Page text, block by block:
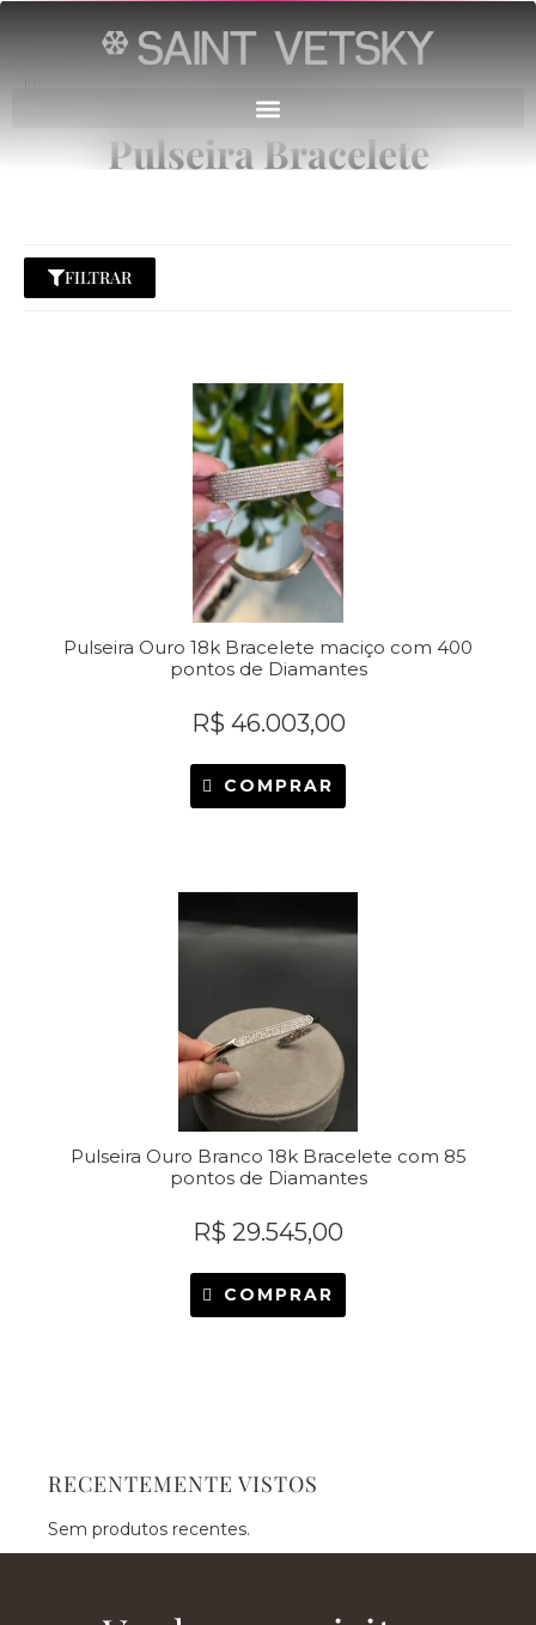
Pulseira Bracelete
RECENTEMENTE VISTOS
Sem produtos recentes.
FILTRAR
Pulseira Ouro 18k Bracelete maciço com 400
pontos de Diamantes
R$ 46.003,00
COMPRAR
Pulseira Ouro Branco 18k Bracelete com 85
pontos de Diamantes
R$ 29.545,00
COMPRAR